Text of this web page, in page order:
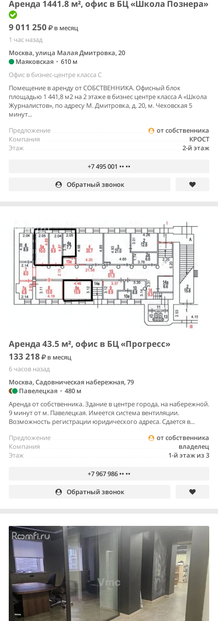
Аренда 1441.8 м², офис в БЦ «Школа Познера»
9 011 250
в месяц
1 час назад
Москва, улица Малая Дмитровка, 20
Маяковская • 610 м
Офис в бизнес-центре класса C
Помещение в аренду от СОБСТВЕННИКА. Офисный блок
площадью 1 441,8 м2 на 2 этаже в бизнес центре класса А «Школа
Журналистов», по адресу М. Дмитровка, д. 20, м. Чеховская 5
минут...
от собственника
Предложение
КРОСТ
Компания
2-й этаж
Этаж
+7 495 001 •• ••
Обратный звонок
Аренда 43.5 м², офис в БЦ «Прогресс»
133 218
в месяц
6 часов назад
Москва, Садовническая набережная, 79
Павелецкая • 480 м
Аренда от собственника. Здание в центре города, на набережной.
9 минут от м. Павелецкая. Имеется система вентиляции.
Возможность регистрации юридического адреса. Сдается в...
от собственника
Предложение
владелец
Компания
1-й этаж из 3
Этаж
+7 967 986 •• ••
Обратный звонок